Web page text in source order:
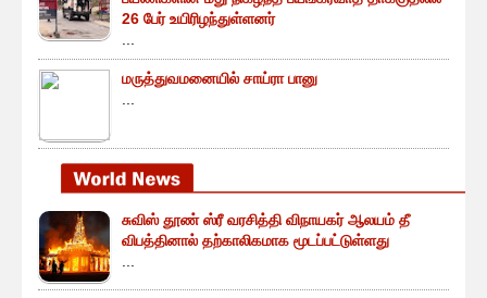
26 பேர் உயிரிழந்துள்ளனர்
மருத்துவமனையில் சாய்ரா பானு
சுவிஸ் தூண் ஸ்ரீ வரசித்தி விநாயகர் ஆலயம் தீ
விபத்தினால் தற்காலிகமாக மூடப்பட்டுள்ளது